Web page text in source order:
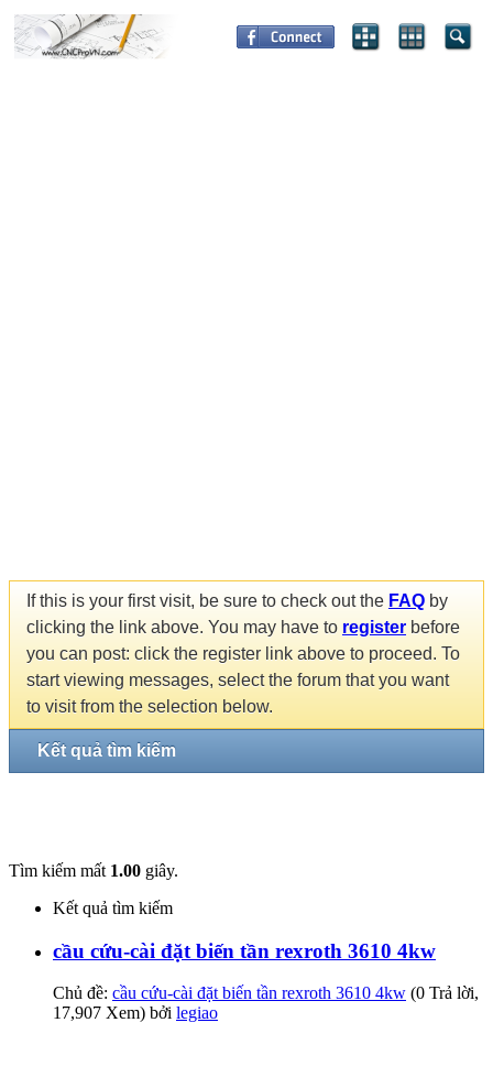
If this is your first visit, be sure to check out the FAQ by
clicking the link above. You may have to register before
you can post: click the register link above to proceed. To
start viewing messages, select the forum that you want
to visit from the selection below.
Kết quả tìm kiếm
Tìm kiếm mất 1.00 giây.
Kết quả tìm kiếm
cầu cứu-cài đặt biến tần rexroth 3610 4kw
Chủ đề: cầu cứu-cài đặt biến tần rexroth 3610 4kw (0 Trả lời,
17,907 Xem) bởi legiao